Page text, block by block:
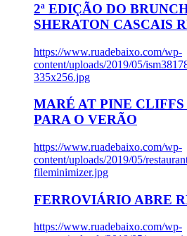
2ª EDIÇÃO DO
SHERATON CASCAIS
https://www.ruadebaixo.com/wp-
content/uploads/2019/05/
335x256.jpg
MARÉ AT PINE CLIFFS
PARA O VERÃO
https://www.ruadebaixo.com/wp-
content/uploads/2019/05/
fileminimizer.jpg
FERROVIÁRIO ABRE
https://www.ruadebaixo.com/wp-